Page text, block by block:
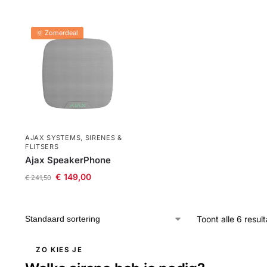
🌞 Zomerdeal
AJAX SYSTEMS, SIRENES &
FLITSERS
Ajax SpeakerPhone
€241,50 € 149,00
Toont alle 6
ZO KIES JE